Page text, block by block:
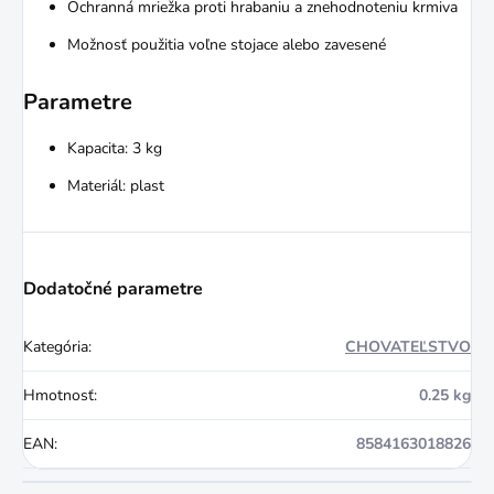
Ochranná mriežka proti hrabaniu a znehodnoteniu krmiva
Možnosť použitia voľne stojace alebo zavesené
Parametre
Kapacita: 3 kg
Materiál: plast
Dodatočné parametre
Kategória: CHOVATEĽSTVO
Hmotnosť: 0.25 kg
EAN: 8584163018826